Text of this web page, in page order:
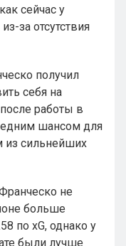
сейчас у
за отсутствия
получил
себя на
работы в
шансом для
из сильнейших
не
больше
по xG, однако у
были лучше